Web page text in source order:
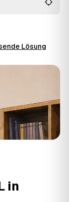
Lösung
in